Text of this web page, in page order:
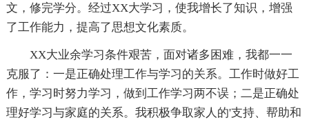
文，修完学分。经过XX大学习，使我增长了知识，增强
了工作能力，提高了思想文化素质。
XX大业余学习条件艰苦，面对诸多困难，我都一一
克服了：一是正确处理工作与学习的关系。工作时做好工
作，学习时努力学习，做到工作学习两不误；二是正确处
理好学习与家庭的关系。我积极争取家人的'支持、帮助和